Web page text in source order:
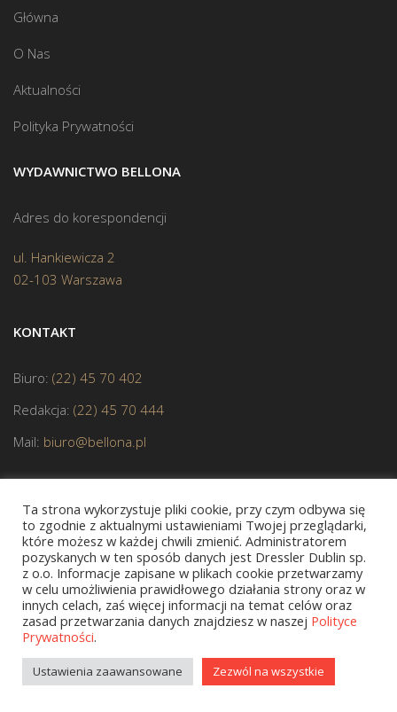
Główna
O Nas
Aktualności
Polityka Prywatności
WYDAWNICTWO BELLONA
Adres do korespondencji
ul. Hankiewicza 2
02-103 Warszawa
KONTAKT
Biuro: (22) 45 70 402
Redakcja: (22) 45 70 444
Mail: biuro@bellona.pl
JESTEŚMY CZŁONKIEM POLSKIEJ IZBY KSIĄŻKI
Copyright © 2020 bellona.pl
Ta strona wykorzystuje pliki cookie, przy czym odbywa się
to zgodnie z aktualnymi ustawieniami Twojej przeglądarki,
które możesz w każdej chwili zmienić. Administratorem
pozyskanych w ten sposób danych jest Dressler Dublin sp.
z o.o. Informacje zapisane w plikach cookie przetwarzamy
w celu umożliwienia prawidłowego działania strony oraz w
innych celach, zaś więcej informacji na temat celów oraz
zasad przetwarzania danych znajdziesz w naszej Polityce
Prywatności.
Ustawienia zaawansowane Zezwól na wszystkie